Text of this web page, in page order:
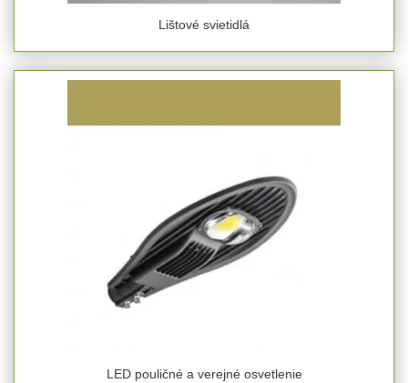
Lištové svietidlá
LED pouličné a verejné osvetlenie